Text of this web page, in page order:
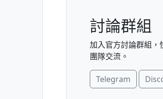
討論群組
加入官方討論群組，
團隊交流。
Telegram